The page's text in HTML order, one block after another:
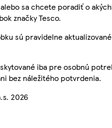
sa chcete poradiť o
značky Tesco.
sú pravidelne
iba pre osobnú
bez náležitého potvrdenia.
2026